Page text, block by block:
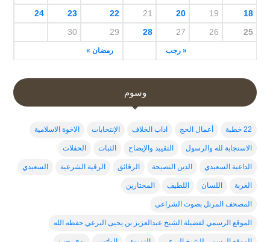
« رجب رمضان »
18
19
20
21
22
23
24
25
26
27
28
29
30
وسوم
22 خطبة أعمال الحج اداب الخلاف الإنتخابات الاخوة الاسلامية
الاستجابة لله والرسول التقييد والإيضاح الثبات الحفلات
الداعية السعيدي الدين النصيحة الرقائق الرقية الشرعية السعيدي
الغربة اللسان اللطيف المحتارين
المصحف المرتل بصوت الشراعي
الموقع الرسمي لفضيلة الشيخ عبدالعزيز بن يحيى البرعي حفظه الله